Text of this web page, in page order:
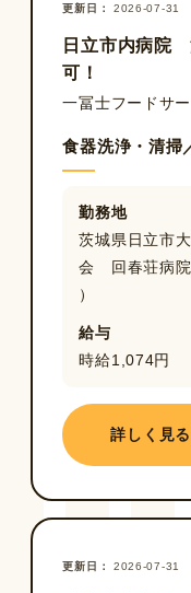
更新日 2026-07-31
日立市内病
可！
一冨士フードサ
食器洗浄・清掃
勤務地
茨城県日立市
会 回春荘病
）
給与
時給1,074円
詳しく見る
更新日 2026-07-31